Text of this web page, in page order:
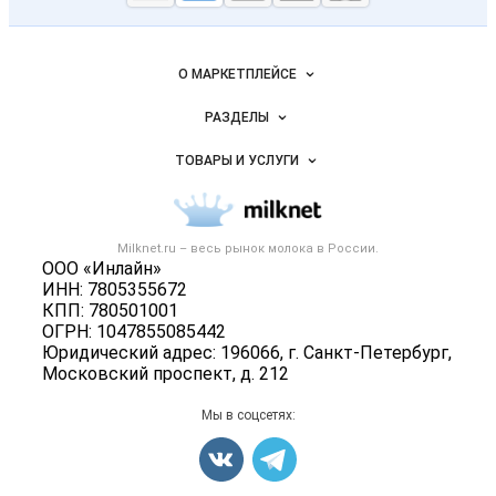
Молочная
промышленность
Milknet.ru
Важные разделы и контакты
Milknet.ru – весь рынок молока в России.
ООО «Инлайн»
ИНН: 7805355672
КПП: 780501001
ОГРН: 1047855085442
Юридический адрес: 196066, г. Санкт-Петербург,
Московский проспект, д. 212
Навигация по сайтуО МАРКЕТПЛЕЙСЕ
Новости Milknet.ru
Размещение рекламы
Публичная оферта
Контактная информация
Политика обработки персональных данных
РАЗДЕЛЫ
Объявления
Новости рынка
ТОВАРЫ И УСЛУГИ
Молочная продукция
Вторичное сырье
Оборудование
Карта объявлений
Мы в соцсетях: